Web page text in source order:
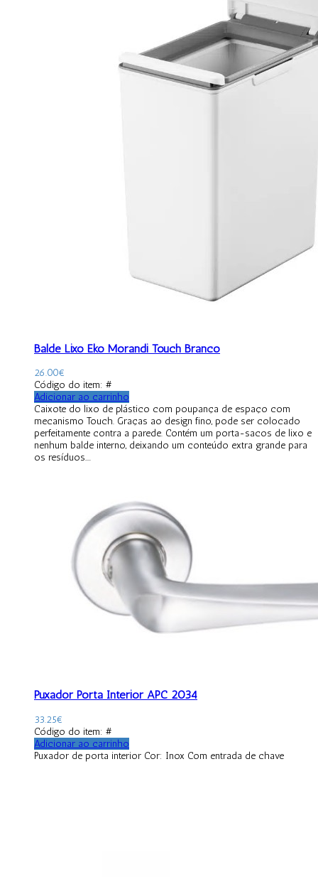
Balde Lixo Eko Morandi Touch Branco
26.00€
Código do item: #
Adicionar ao carrinho
Caixote do lixo de plástico com poupança de espaço com
mecanismo Touch. Graças ao design fino, pode ser colocado
perfeitamente contra a parede. Contém um porta-sacos de lixo e
nenhum balde interno, deixando um conteúdo extra grande para
os resíduos....
Puxador Porta Interior APC 2034
33.25€
Código do item: #
Adicionar ao carrinho
Puxador de porta interior Cor: Inox Com entrada de chave